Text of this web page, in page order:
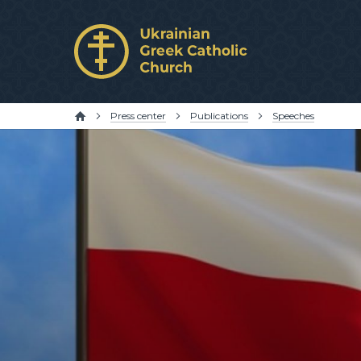
Press center Publications Speeches